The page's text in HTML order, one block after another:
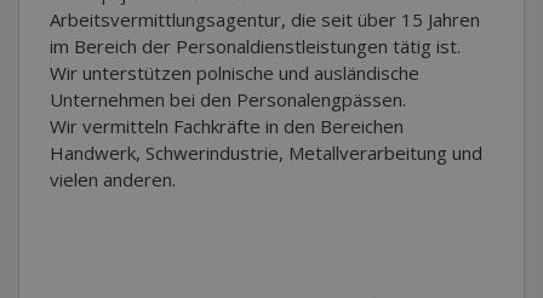
Arbeitsvermittlungsagentur, die seit über 15 Jahren
im Bereich der Personaldienstleistungen tätig ist.
Wir unterstützen polnische und ausländische
Unternehmen bei den Personalengpässen.
Wir vermitteln Fachkräfte in den Bereichen
Handwerk, Schwerindustrie, Metallverarbeitung und
vielen anderen.